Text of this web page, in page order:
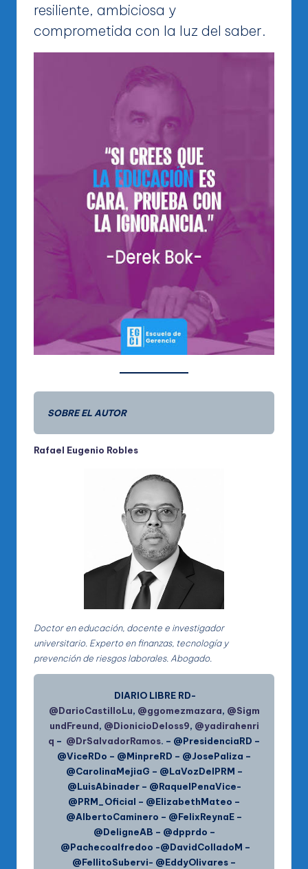
resiliente, ambiciosa y
comprometida con la luz del saber.
SOBRE EL AUTOR
Rafael Eugenio Robles
Doctor en educación, docente e investigador
universitario. Experto en finanzas, tecnología y
prevención de riesgos laborales. Abogado.
DIARIO LIBRE RD-
@DarioCastilloLu, @ggomezmazara, @Sigm
undFreund, @DionicioDeloss9, @yadirahenri
q – @DrSalvadorRamos. – @PresidenciaRD –
@ViceRDo – @MinpreRD – @JosePaliza –
@CarolinaMejiaG – @LaVozDelPRM –
@LuisAbinader – @RaquelPenaVice-
@PRM_Oficial – @ElizabethMateo –
@AlbertoCaminero – @FelixReynaE –
@DeligneAB – @dpprdo –
@Pachecoalfredoo -@DavidColladoM –
@FellitoSubervi- @EddyOlivares –